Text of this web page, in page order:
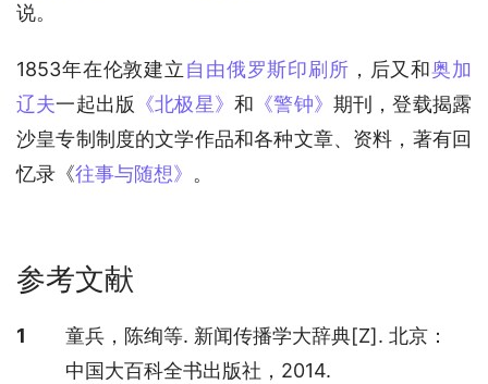
说。
1853年在伦敦建立自由俄罗斯印刷所 ，后又和奥加
辽夫一起出版 《北极星》和 《警钟》 期刊，登载揭露
沙皇专制制度的文学作品和各种文章、资料，著有回
忆录《往事与随想》 。
参考文献
参考文献
1
童兵，陈绚等. 新闻传播学大辞典[Z]. 北京：
中国大百科全书出版社，2014.